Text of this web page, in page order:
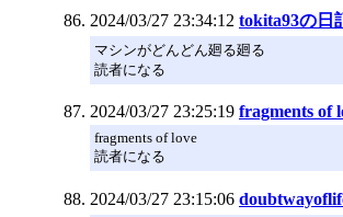
2024/03/27 23:34:12 tokita93の日
マシンがどんどん廻る廻る
読者になる
2024/03/27 23:25:19 fragments of
fragments of love
読者になる
2024/03/27 23:15:06